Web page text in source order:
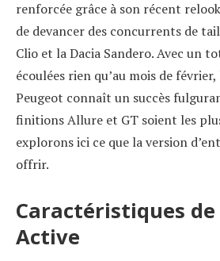
renforcée grâce à son récent
de devancer des concurrents de
Clio et la Dacia Sandero. Avec un
écoulées rien qu’au mois de
Peugeot connaît un succès
finitions Allure et GT soient les
explorons ici ce que la version
offrir.
Caractéristiques
Active